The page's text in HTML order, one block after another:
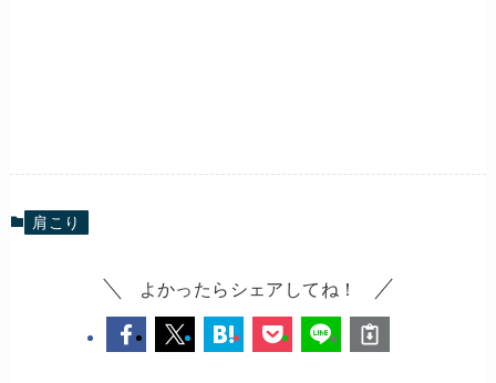
肩こり
よかったらシェアしてね！